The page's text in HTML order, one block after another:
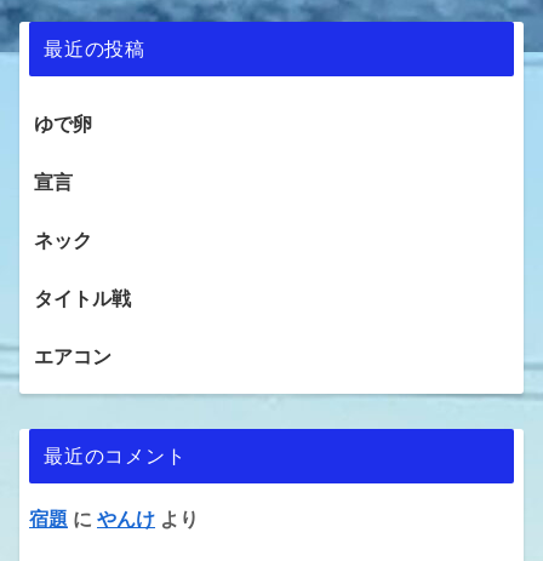
最近の投稿
ゆで卵
宣言
ネック
タイトル戦
エアコン
最近のコメント
宿題 に やんけ より